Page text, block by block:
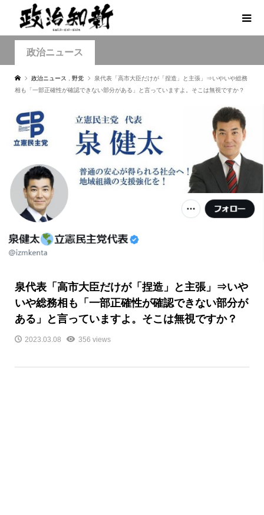
政治ニュース
政治ニュース 野党
泉代表「高市大臣だけが「捏造」と主張」⇒いやいや総務
相も「一部正確性が確認できない部分がある」と言っていますよ。そこは無視ですか？
泉代表「高市大臣だけが「捏造」と主張」⇒いや
いや総務相も「一部正確性が確認できない部分が
ある」と言っていますよ。そこは無視ですか？
2023.03.08 356 views